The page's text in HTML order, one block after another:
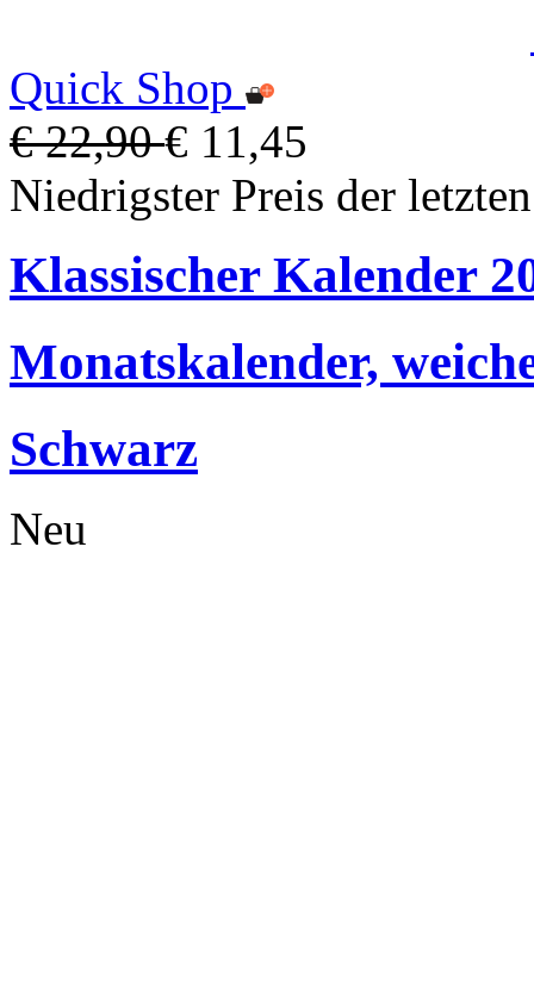
Quick Shop
€ 22,90€ 11,45
Niedrigster Preis der
Klassischer Kalender
Monatskalender,
Schwarz
Neu